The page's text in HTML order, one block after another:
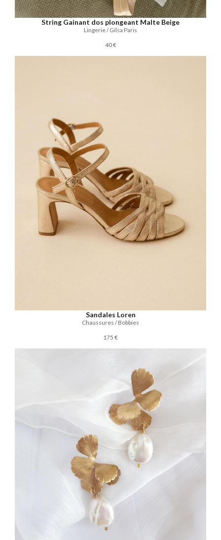
String Gainant dos plongeant Malte Beige
Lingerie / Gilsa Paris
40 €
Sandales Loren
Chaussures / Bobbies
175 €